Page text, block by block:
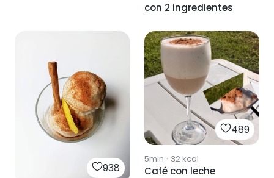
con 2 ingredientes
938
489
5min · 32kcal
Café con leche